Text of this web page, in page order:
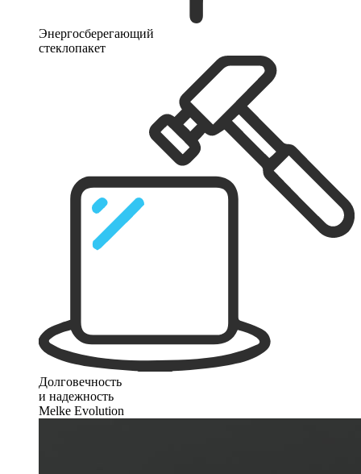
Энергосберегающий
стеклопакет
Долговечность
и надежность
Melke Evolution